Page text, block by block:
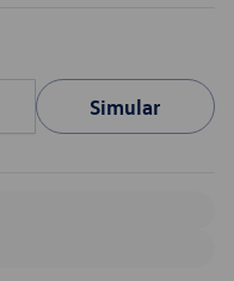
Simular